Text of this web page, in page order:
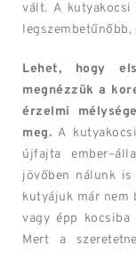
vált. A
Lehet, hogy
megnézzük a
érzelmi
meg. A
újfajta
jövőben nálunk
kutyájuk már nem
vagy épp
Mert a